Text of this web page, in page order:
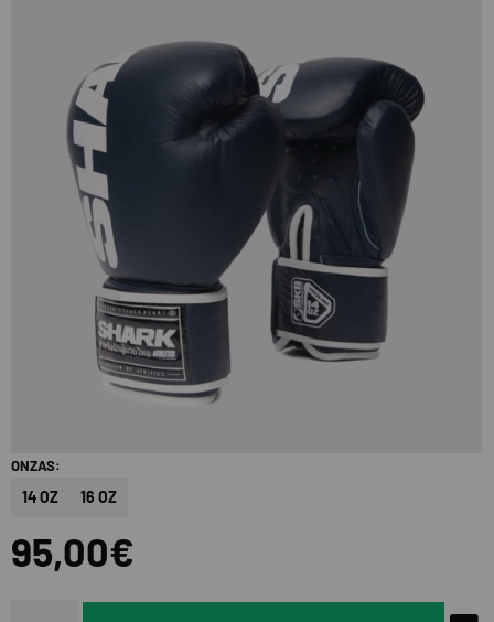
ONZAS:
14 OZ 16 OZ
95,00€